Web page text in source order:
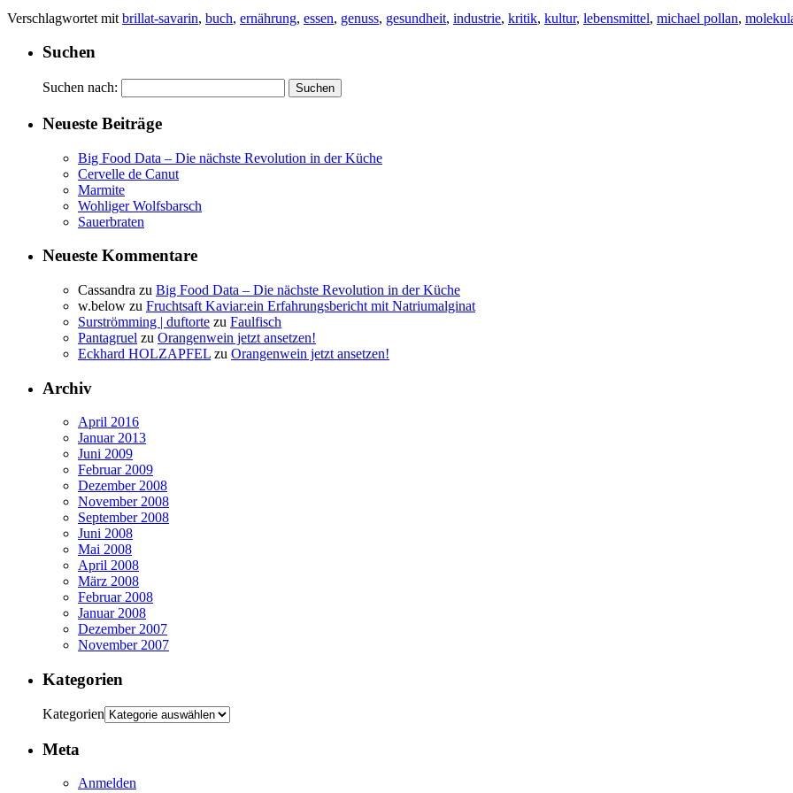
Verschlagwortet mit brillat-savarin, buch, ernährung, essen, genuss, gesundheit, industrie, kritik, kultur, lebensmittel, michael pollan,
Suchen
Suchen nach:
Neueste Beiträge
Big Food Data – Die nächste Revolution in der Küche
Cervelle de Canut
Marmite
Wohliger Wolfsbarsch
Sauerbraten
Neueste Kommentare
Cassandra zu Big Food Data – Die nächste Revolution in der Küche
w.below zu Fruchtsaft Kaviar:ein Erfahrungsbericht mit Natriumalginat
Surströmming | duftorte zu Faulfisch
Pantagruel zu Orangenwein jetzt ansetzen!
Eckhard HOLZAPFEL zu Orangenwein jetzt ansetzen!
Archiv
April 2016
Januar 2013
Juni 2009
Februar 2009
Dezember 2008
November 2008
September 2008
Juni 2008
Mai 2008
April 2008
März 2008
Februar 2008
Januar 2008
Dezember 2007
November 2007
Kategorien
Kategorien
Meta
Anmelden